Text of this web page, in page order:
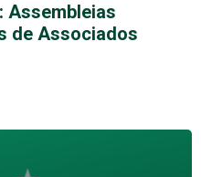
Assembleias
de Associados